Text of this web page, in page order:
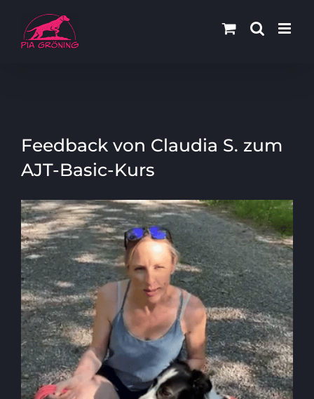
Inhalt
springen
Feedback von Claudia S. zum
AJT-Basic-Kurs
Zeige
grösseres
Bild